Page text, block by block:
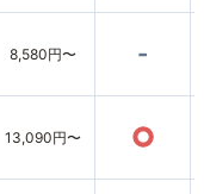
8,580円〜 -
13,090円〜 ○